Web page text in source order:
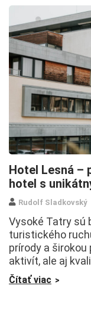
Hotel Lesná –
hotel s
Rudolf Sladkovský
Vysoké Tatry sú
turistického
prírody a
aktivít, ale aj
Čítať viac